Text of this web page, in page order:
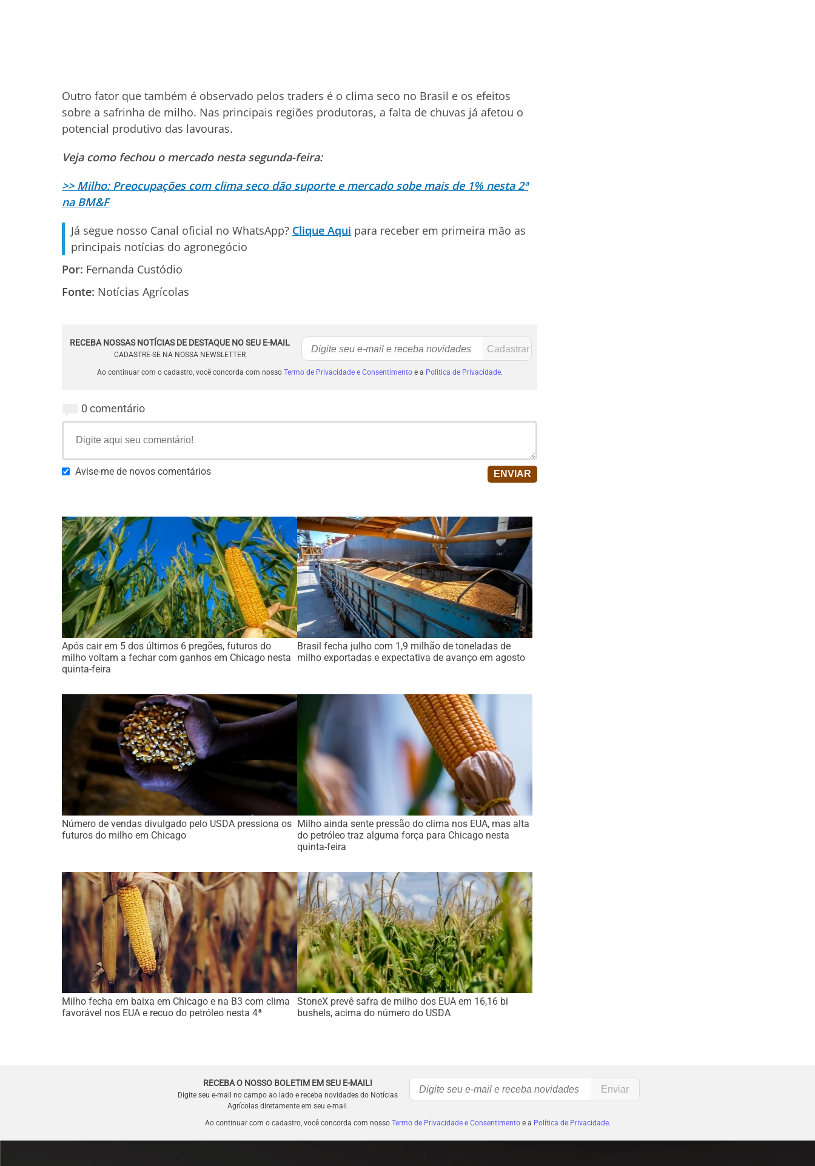
Outro fator que também é observado pelos traders é o clima seco no Brasil e os efeitos
sobre a safrinha de milho. Nas principais regiões produtoras, a falta de chuvas já afetou o
potencial produtivo das lavouras.
Veja como fechou o mercado nesta segunda-feira:
>> Milho: Preocupações com clima seco dão suporte e mercado sobe mais de 1% nesta 2ª
na BM&F
Já segue nosso Canal oficial no WhatsApp? Clique Aqui para receber em primeira mão as
principais notícias do agronegócio
Por: Fernanda Custódio
Fonte: Notícias Agrícolas
RECEBA NOSSAS NOTÍCIAS DE DESTAQUE NO SEU E-MAIL
CADASTRE-SE NA NOSSA NEWSLETTER
Ao continuar com o cadastro, você concorda com nosso Termo de Privacidade e Consentimentoe a Política de Privacidade.
0 comentário
Avise-me de novos comentários
Após cair em 5 dos últimos 6 pregões, futuros do
milho voltam a fechar com ganhos em Chicago nesta
quinta-feira
Brasil fecha julho com 1,9 milhão de toneladas de
milho exportadas e expectativa de avanço em agosto
Número de vendas divulgado pelo USDA pressiona os
futuros do milho em Chicago
Milho ainda sente pressão do clima nos EUA, mas alta
do petróleo traz alguma força para Chicago nesta
quinta-feira
Milho fecha em baixa em Chicago e na B3 com clima
favorável nos EUA e recuo do petróleo nesta 4ª
StoneX prevê safra de milho dos EUA em 16,16 bi
bushels, acima do número do USDA
RECEBA O NOSSO BOLETIM EM SEU E-MAIL!
Digite seu e-mail no campo ao lado e receba novidades do Notícias
Agrícolas diretamente em seu e-mail.
Ao continuar com o cadastro, você concorda com nosso Termo de Privacidade e Consentimentoe a Política de Privacidade.